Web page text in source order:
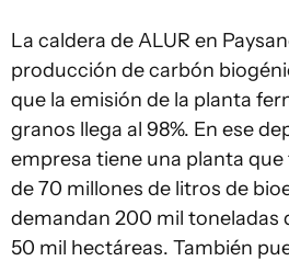
La caldera de ALUR en
producción de carbón
que la emisión de la planta
granos llega al 98%. En ese
empresa tiene una planta
de 70 millones de litros de
demandan 200 mil toneladas
50 mil hectáreas. También